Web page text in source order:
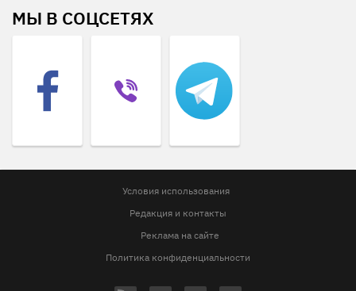
МЫ В СОЦСЕТЯХ
Условия использования
Редакция и контакты
Реклама на сайте
Политика конфиденциальности